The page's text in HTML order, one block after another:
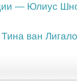
— Юлиус
ван